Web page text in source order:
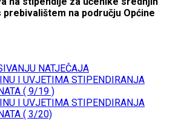
na području Općine
NATJEČAJA
I UVJETIMA STIPENDIRANJA
( 9/19 )
I UVJETIMA STIPENDIRANJA
( 3/20)